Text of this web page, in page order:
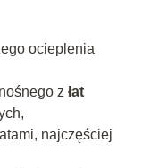
ocieplenia
z łat
najczęściej